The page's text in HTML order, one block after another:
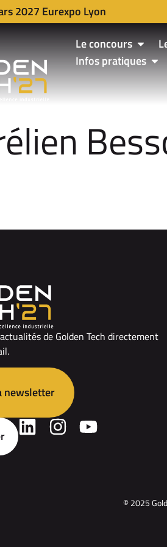
2027 Eurexpo Lyon
Le concours
Infos pratiques
de Golden Tech directement
newsletter
© 2025